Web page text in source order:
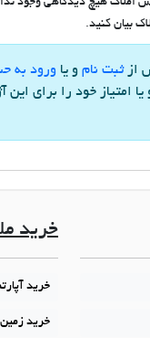
بیان کنید.
ازثبت نام و یا ورود به
یا امتیاز خود را برای
خرید
خرید
خرید زمین